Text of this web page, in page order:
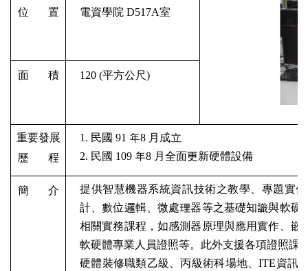
位 置 電資學院 D517A室
面 積 120 (平方公尺)
重要發展
歷
程
1. 民國 91 年8 月成立
2. 民國 109 年8 月全面更新硬體設備
簡 介
提供智慧機器系統資訊技術之教學、專題實
計、數位邏輯、微處理器等之基礎知識與軟
相關實務課程，如感測器原理與應用實作、
軟硬體專業人員證照等。此外支援各項證照課
硬體裝修職類乙級、丙級術科場地、ITE資訊